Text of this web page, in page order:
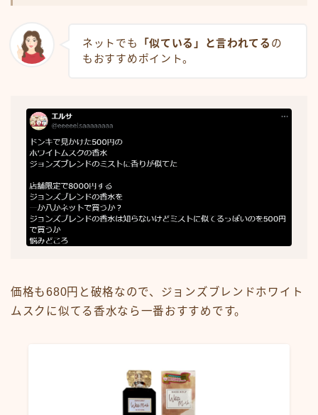
ネットでも 「似ている」と言われてる の
もおすすめポイント。
価格も680円と破格なので、ジョンズブレンドホワイト
ムスクに似てる香水なら一番おすすめです。